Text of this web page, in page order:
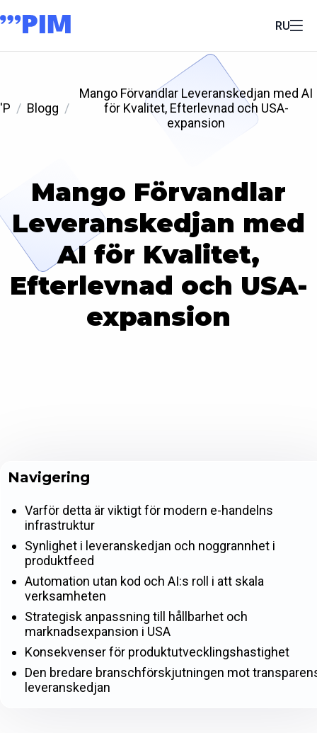
RU
'P Blogg
Mango Förvandlar Leveranskedjan med AI
för Kvalitet, Efterlevnad och USA-
expansion
Mango Förvandlar
Leveranskedjan med
AI för Kvalitet,
Efterlevnad och USA-
expansion
Navigering
Varför detta är viktigt för modern e-handelns
infrastruktur
Synlighet i leveranskedjan och noggrannhet i
produktfeed
Automation utan kod och AI:s roll i att skala
verksamheten
Strategisk anpassning till hållbarhet och
marknadsexpansion i USA
Konsekvenser för produktutvecklingshastighet
Den bredare branschförskjutningen mot
leveranskedjan